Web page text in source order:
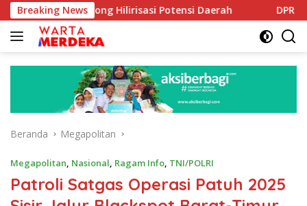
Langsung
ke
konten
Breaking News
Dorong Hilirisasi Potensi Daerah DPR Dorong
Beranda Megapolitan
Megapolitan, Nasional, Ragam Info, TNI/POLRI
Patroli Satgas Operasi Patuh 2025